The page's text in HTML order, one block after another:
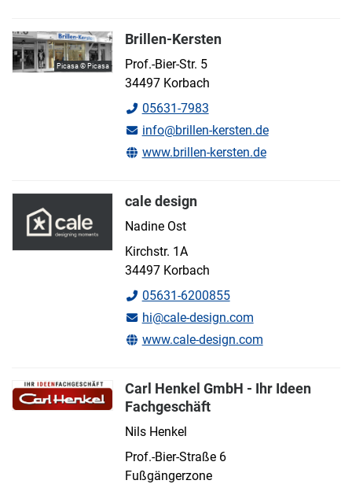
Brillen-Kersten
Prof.-Bier-Str. 5
34497 Korbach
05631-7983
info@brillen-kersten.de
www.brillen-kersten.de
Picasa © Picasa
cale design
Nadine Ost
Kirchstr. 1A
34497 Korbach
05631-6200855
hi@cale-design.com
www.cale-design.com
Carl Henkel GmbH - Ihr Ideen
Fachgeschäft
Nils Henkel
Prof.-Bier-Straße 6
Fußgängerzone